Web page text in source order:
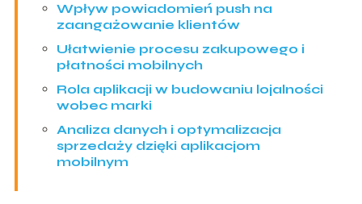
Wpływ powiadomień push na
zaangażowanie klientów
Ułatwienie procesu zakupowego i
płatności mobilnych
Rola aplikacji w budowaniu lojalności
wobec marki
Analiza danych i optymalizacja
sprzedaży dzięki aplikacjom
mobilnym